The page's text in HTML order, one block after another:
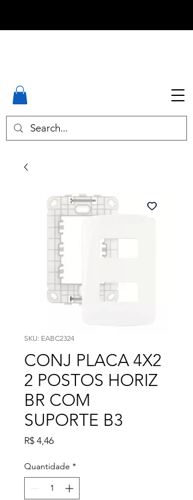
SKU: EABC2324
CONJ PLACA 4X2
2 POSTOS HORIZ
BR COM
SUPORTE B3
R$ 4,46Preço
Quantidade *